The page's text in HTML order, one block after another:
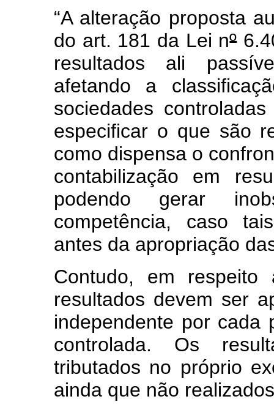
“A alteração proposta
do art. 181 da Lei nº
resultados ali
afetando a
sociedades
especificar o que são
como dispensa o
contabilização em
podendo gerar
competência, caso
antes da apropriação
Contudo, em
resultados devem ser
independente por cada
controlada. Os
tributados no próprio
ainda que não